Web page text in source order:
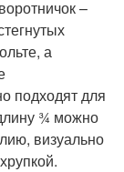
–
а
подходят для
¾ можно
визуально